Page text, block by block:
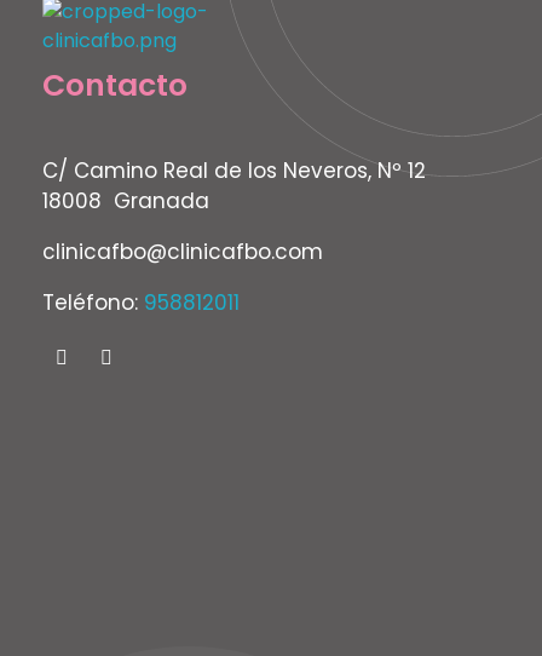
Clinica fisioterapia FBO
Contacto
C/ Camino Real de los Neveros, Nº 12
18008 Granada
clinicafbo@clinicafbo.com
Teléfono: 958812011